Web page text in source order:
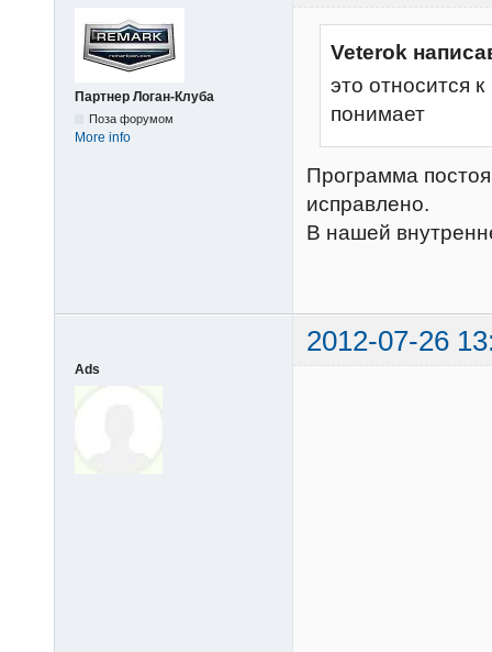
Партнер Логан-Клуба
Поза форумом
More info
Veterok
это относится
понимает
Программа
исправлено.
В нашей
2012-07-26
Ads